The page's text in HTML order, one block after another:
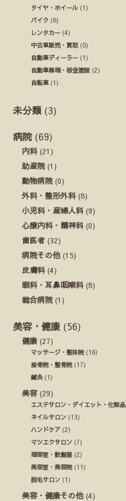
タイヤ・ホイール (1)
バイク (6)
レンタカー (4)
中古車販売・買取 (0)
自動車ディーラー (1)
自動車修理・板金塗装 (2)
自転車(1)
未分類 (3)
病院 (69)
内科 (21)
助産院 (1)
動物病院 (0)
外科・整形外科 (8)
小児科・産婦人科 (9)
心療内科・精神科 (0)
歯医者 (32)
病院その他 (15)
皮膚科 (4)
眼科・耳鼻咽喉科 (8)
総合病院 (1)
美容・健康 (56)
健康 (27)
マッサージ・整体院(16)
接骨院・整骨院(17)
鍼灸(1)
美容 (29)
エステサロン・ダイエット・化粧品
ネイルサロン (13)
ハンドケア (2)
マツエクサロン (7)
理容室・散髪屋 (2)
美容室・美容院(11)
脱毛サロン (1)
美容・健康その他 (4)